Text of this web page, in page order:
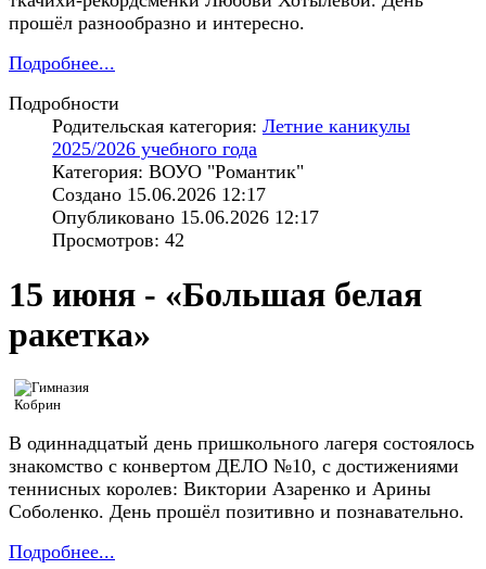
прошёл разнообразно и интересно.
Подробнее...
Подробности
Родительская категория: Летние каникулы
2025/2026 учебного года
Категория: ВОУО "Романтик"
Создано 15.06.2026 12:17
Опубликовано 15.06.2026 12:17
Просмотров: 42
15 июня - «Большая белая
ракетка»
В одиннадцатый день пришкольного лагеря состоялось
знакомство с конвертом ДЕЛО №10, с достижениями
теннисных королев: Виктории Азаренко и Арины
Соболенко. День прошёл позитивно и познавательно.
Подробнее...